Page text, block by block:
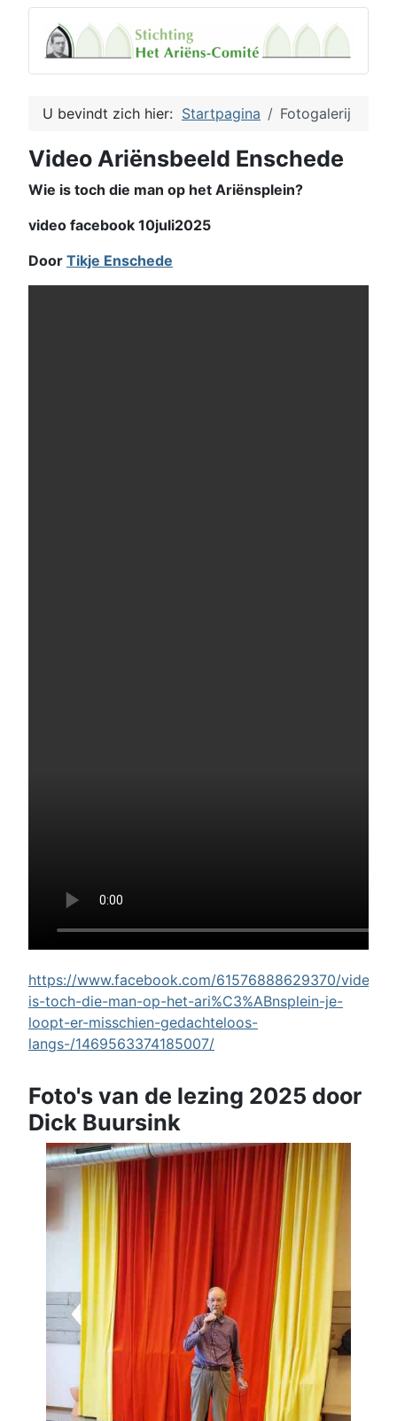
U bevindt zich hier: Startpagina Fotogalerij
Video Ariënsbeeld Enschede
Wie is toch die man op het Ariënsplein?
video facebook 10juli2025
Door Tikje Enschede
https://www.facebook.com/61576888629370/videos/
is-toch-die-man-op-het-ari%C3%ABnsplein-je-
loopt-er-misschien-gedachteloos-
langs-/1469563374185007/
Foto's van de lezing 2025 door
Dick Buursink